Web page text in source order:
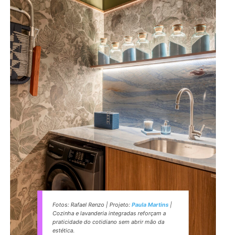
Fotos: Rafael Renzo | Projeto: Paula Martins |
Cozinha e lavanderia integradas reforçam a
praticidade do cotidiano sem abrir mão da
estética.